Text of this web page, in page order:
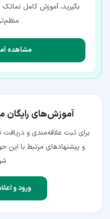
بگیرید، آموزش کامل نماتک
مشاهده
آموزش‌های رایگان
برای ثبت علاقه‌مندی و دریافت
و پیشنهادهای مرتبط با این
ورود و